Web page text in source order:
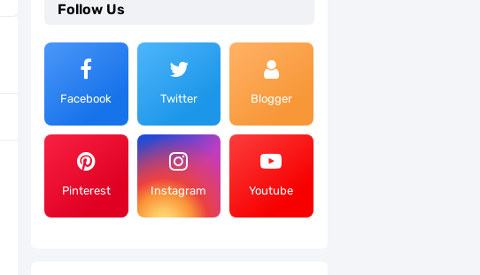
Follow Us
Facebook Twitter Blogger
Pinterest Instagram Youtube